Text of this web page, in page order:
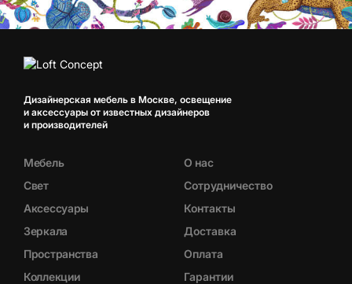
Дизайнерская мебель в Москве, освещение
и аксессуары от известных дизайнеров
и производителей
Мебель
Свет
Аксессуары
Зеркала
Пространства
Коллекции
О нас
Сотрудничество
Контакты
Доставка
Оплата
Гарантии